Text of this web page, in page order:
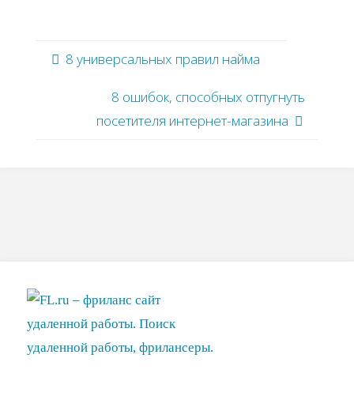
8 универсальных правил найма
8 ошибок, способных отпугнуть
посетителя интернет-магазина